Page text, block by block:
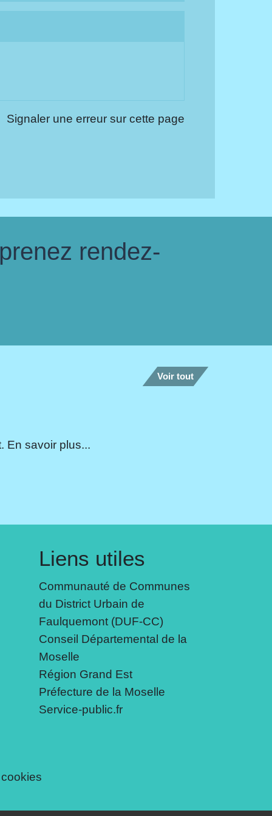
Signaler une erreur sur cette page
rendez-
Voir tout
En savoir plus...
Liens utiles
Communauté de Communes
du District Urbain de
Faulquemont (DUF-CC)
Conseil Départemental de la
Moselle
Région Grand Est
Préfecture de la Moselle
Service-public.fr